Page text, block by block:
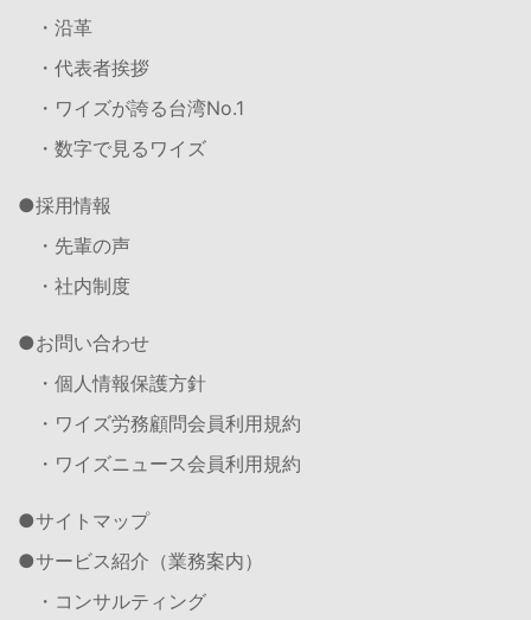
・沿革
・代表者挨拶
・ワイズが誇る台湾No.1
・数字で見るワイズ
採用情報
・先輩の声
・社内制度
お問い合わせ
・個人情報保護方針
・ワイズ労務顧問会員利用規約
・ワイズニュース会員利用規約
サイトマップ
サービス紹介（業務案内）
・コンサルティング